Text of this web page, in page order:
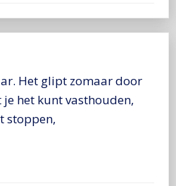
Het glipt zomaar door
het kunt vasthouden,
stoppen,